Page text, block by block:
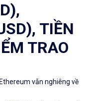
TIỀN
TRAO
vẫn nghiêng về